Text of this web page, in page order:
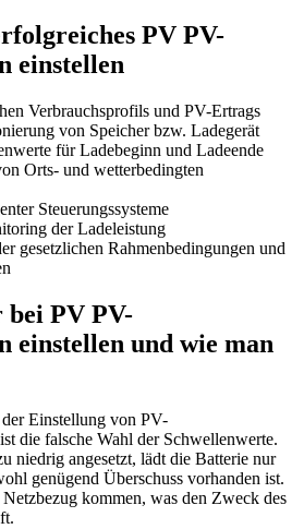
PV PV-
einstellen
Verbrauchsprofils und PV-Ertrags
von Speicher bzw. Ladegerät
für Ladebeginn und Ladeende
Orts- und wetterbedingten
Steuerungssysteme
der Ladeleistung
gesetzlichen Rahmenbedingungen und
bei PV PV-
einstellen und wie man
Einstellung von PV-
die falsche Wahl der Schwellenwerte.
niedrig angesetzt, lädt die Batterie nur
genügend Überschuss vorhanden ist.
kommen, was den Zweck des